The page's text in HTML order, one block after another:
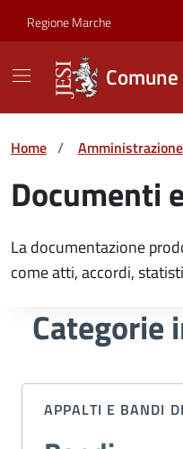
Skip to Main Content
Regione Marche
Home / Amministrazione
Documenti
La documentazione
come atti, accordi,
Categorie
APPALTI E BANDI